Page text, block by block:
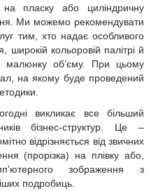
пласку або циліндричну
Ми можемо рекомендувати
тим, хто надає особливого
широкій кольоровій палітрі й
малюнку об’єму. При цьому
на якому буде проведений
викликає все більший
бізнес-структур. Це –
відрізняється від звичних
(прорізка) на плівку або,
зображення з
подробиць.